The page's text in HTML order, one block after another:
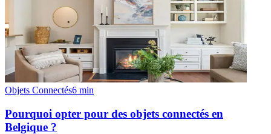
Objets Connectés6 min
Pourquoi opter pour des objets connectés en
Belgique ?